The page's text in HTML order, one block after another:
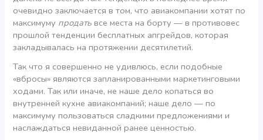
очевидно заключается в том, что авиакомпании хотят по
максимуму продать все места на борту — в противовес
прошлой тенденции бесплатных апгрейдов, которая
закладывалась на протяжении десятилетий.
Так что я совершенно не удивлюсь, если подобные
«вбросы» являются запланированными маркетинговыми
ходами. Так или иначе, не наше дело копаться во
внутренней кухне авиакомпаний; наше дело — по
максимуму пользоваться сладкими предложениями и
наслаждаться невиданной ранее ценностью.